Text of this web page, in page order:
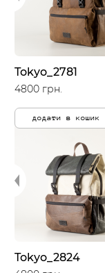
Tokyo_2781
4800 грн.
додати в кошик
Tokyo_2824